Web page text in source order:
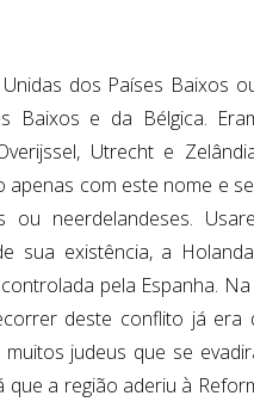
dos Países Baixos
Baixos e da Bélgica.
Utrecht e
com este nome e
ou neerdelandeses.
sua existência, a
pela Espanha.
deste conflito já era
judeus que se
a região aderiu à